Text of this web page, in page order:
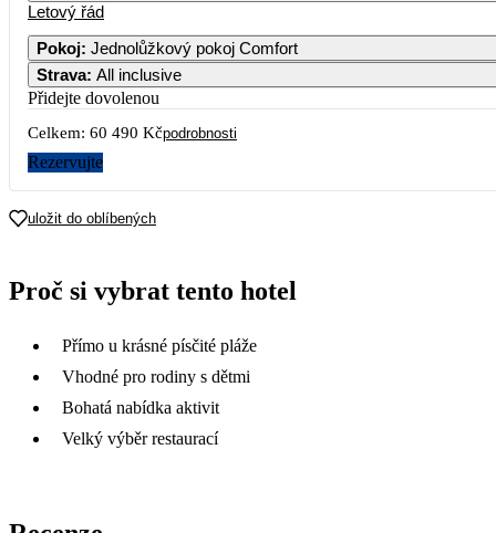
Letový řád
Pokoj: Jednolůžkový pokoj Comfort
Strava: All inclusive
Přidejte dovolenou
Celkem: 60 490 Kčpodrobnosti
Rezervujte
uložit do oblíbených
Proč si vybrat tento hotel
Přímo u krásné písčité pláže
Vhodné pro rodiny s dětmi
Bohatá nabídka aktivit
Velký výběr restaurací